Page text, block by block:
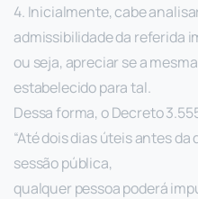
4. Inicialmente, cabe
admissibilidade da referida
ou seja, apreciar se a
estabelecido para tal.
Dessa forma, o Decreto
“Até dois dias úteis antes
sessão pública,
qualquer pessoa poderá